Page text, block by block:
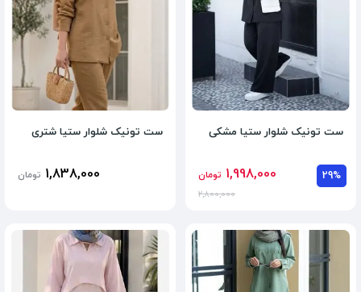
ست تونیک شلوار ستیا مشکی
29%
1,998,000 تومان
2,800,000
ست تونیک شلوار ستیا شتری
1,838,000 تومان